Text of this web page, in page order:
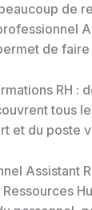
de
de
RH :
tous
et du poste
Assistant
Ressources